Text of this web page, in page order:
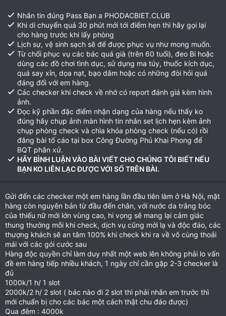
Nhắn tin đúng Pass Bạn a PHODACBIET.CLUB
Khi di chuyển quá 30 phút mới tới điểm hẹn thì hãy gọi lại
cho hàng trước khi lấy phòng
Lịch sự, vệ sinh sạch sẽ để được phục vụ như mong muốn.
Từ chối phục vụ các bác quá già (trên 60 tuổi), đeo Bi hoặc
dùng các đồ chơi tình dục, sử dụng ma túy, thuốc kích dục,
quá say xỉn, dọa nạt, bạo dâm hoặc có những đòi hỏi quá
đáng đối với em hàng.
Các checker khi check về nhớ có report đánh giá kèm hình
ảnh.
Đọc kỹ phần đặc điểm nhận dạng của hàng nếu thấy ko
đúng hãy chụp ảnh màn hình tin nhắn set lịch hẹn kèm ảnh
chụp phòng check và chìa khóa phòng check (nếu có) rồi
đăng bài tố cáo tại box Công Đường Phủ Khai Phong để
BQT phân xử.
HÃY BÌNH LUẬN VÀO BÀI VIẾT CHO CHÚNG TÔI BIẾT NẾU
BẠN KO LIÊN LẠC ĐƯỢC VỚI SỐ TRÊN BÀI.
Gửi đến các checker một em hàng lần đầu tiên làm ở Hà Nội, mặt
hàng còn nguyên bản từ đầu đến chân, với nước da trắng bóc
của thiếu nữ mới lớn vùng cao, hi vọng sẽ mang lại cảm giác
thung thướng mỗi khi check, dịch vụ cũng mới lạ và độc đáo, các
thượng khách sẽ an tâm 100% khi check khi ra về vô cùng thoải
mái với các gói cước sau
Hàng độc quyền chỉ làm duy nhất một web lên không phải lo vấn
đề em hàng tiếp nhiều khách, 1 ngày chỉ cần gặp 2-3 checker là
đủ
1000k/1 h/ 1 slot
2000k/2 h/ 2 slot ( bác nào đi 2 slot thì phải nhắn em trước thì
mới chuẩn bị cho các bác một cách thật chu đáo được)
Qua đêm : 4000k